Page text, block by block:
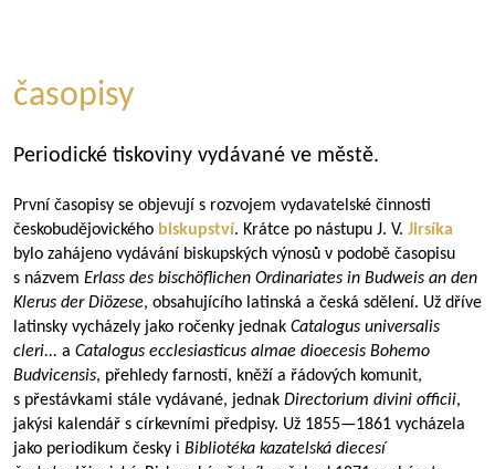
časopisy
Periodické tiskoviny vydávané ve městě.
První časopisy se objevují s rozvojem vydavatelské činnosti
českobudějovického biskupství. Krátce po nástupu J. V. Jirsíka
bylo zahájeno vydávání biskupských výnosů v podobě časopisu
s názvem Erlass des bischöflichen Ordinariates in Budweis an den
Klerus der Diözese, obsahujícího latinská a česká sdělení. Už dříve
latinsky vycházely jako ročenky jednak Catalogus universalis
cleri... a Catalogus ecclesiasticus almae dioecesis Bohemo
Budvicensis, přehledy farností, kněží a řádových komunit,
s přestávkami stále vydávané, jednak Directorium divini officii,
jakýsi kalendář s církevními předpisy. Už 1855—1861 vycházela
jako periodikum česky i Bibliotéka kazatelská diecesí